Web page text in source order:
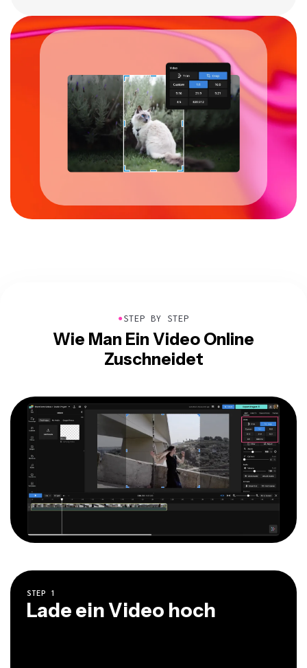
●STEP BY STEP
Wie Man Ein Video Online
Zuschneidet
STEP 1
Lade ein Video hoch